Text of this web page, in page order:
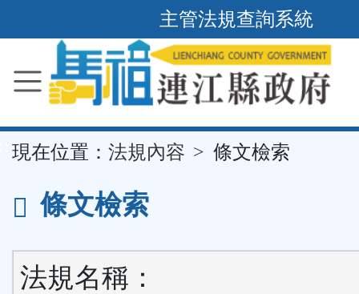
內
容
主管法規查詢系統
現在位置： 法規內容 條文檢索
條文檢索
法規名稱：